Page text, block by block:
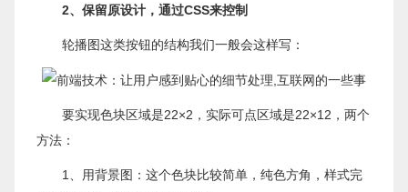
2、保留原设计，通过CSS来控制
轮播图这类按钮的结构我们一般会这样写：
要实现色块区域是22×2，实际可点区域是22×12，两个
方法：
1、用背景图：这个色块比较简单，纯色方角，样式完